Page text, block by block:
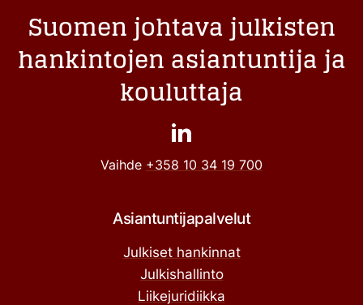
Suomen johtava julkisten
hankintojen asiantuntija ja
kouluttaja
Vaihde +358 10 34 19 700
Asiantuntijapalvelut
Julkiset hankinnat
Julkishallinto
Liikejuridiikka